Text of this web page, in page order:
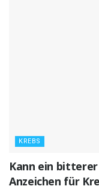
KREBS
Kann ein
Anzeichen für